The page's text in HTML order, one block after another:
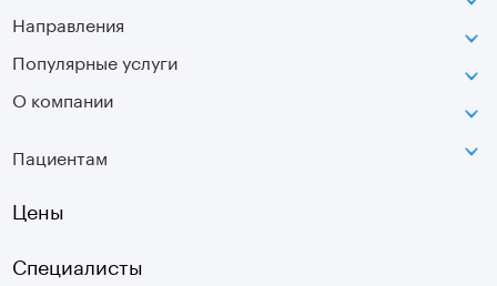
ВДНХ
г. Москва, ул. Стромынка, д. 11
Направления
Неврология
Ортопедия-травматология
Популярные услуги
МРТ
УЗИ
Плазмотерапия суставов
О компании
Инфо
Пациентам
Первичный прием
Цены
Специалисты